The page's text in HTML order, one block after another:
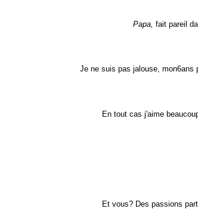
Papa, fait pareil
Je ne suis pas jalouse, mon6ans
En tout cas j'aime
Et vous? Des passions